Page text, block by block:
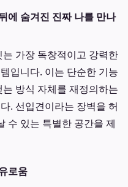
에 숨겨진 진짜 나를 만나
가장 독창적이고 강력한
입니다. 이는 단순한 기능
방식 자체를 재정의하는
. 선입견이라는 장벽을 허
수 있는 특별한 공간을 제
로움